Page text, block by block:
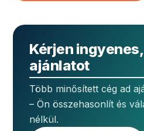
Kérjen
ajánlatot
Több minősített cég ad
– Ön összehasonlít és
nélkül.